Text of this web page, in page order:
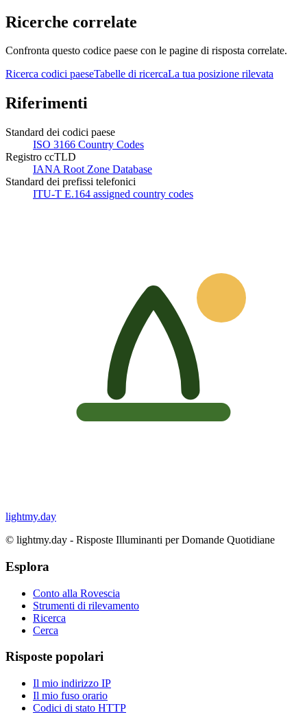
Ricerche correlate
Confronta questo codice paese con le pagine di risposta correlate.
Ricerca codici paeseTabelle di ricercaLa tua posizione rilevata
Riferimenti
Standard dei codici paese
ISO 3166 Country Codes
Registro ccTLD
IANA Root Zone Database
Standard dei prefissi telefonici
ITU-T E.164 assigned country codes
lightmy.day
© lightmy.day - Risposte Illuminanti per Domande Quotidiane
Esplora
Conto alla Rovescia
Strumenti di rilevamento
Ricerca
Cerca
Risposte popolari
Il mio indirizzo IP
Il mio fuso orario
Codici di stato HTTP